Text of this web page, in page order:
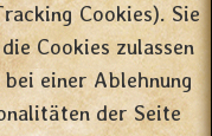
Cookies). Sie
Cookies zulassen
einer Ablehnung
der Seite